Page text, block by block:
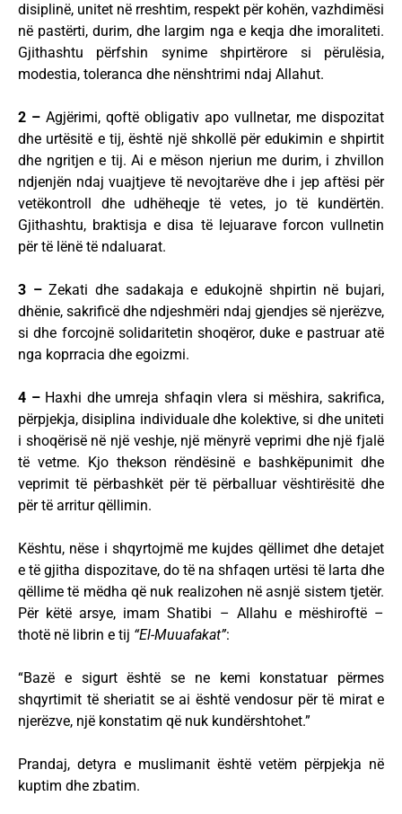
disiplinë, unitet në rreshtim, respekt për kohën, vazhdimësi
në pastërti, durim, dhe largim nga e keqja dhe imoraliteti.
Gjithashtu përfshin synime shpirtërore si përulësia,
modestia, toleranca dhe nënshtrimi ndaj Allahut.
2 – Agjërimi, qoftë obligativ apo vullnetar, me dispozitat
dhe urtësitë e tij, është një shkollë për edukimin e shpirtit
dhe ngritjen e tij. Ai e mëson njeriun me durim, i zhvillon
ndjenjën ndaj vuajtjeve të nevojtarëve dhe i jep aftësi për
vetëkontroll dhe udhëheqje të vetes, jo të kundërtën.
Gjithashtu, braktisja e disa të lejuarave forcon vullnetin
për të lënë të ndaluarat.
3 –Zekati dhe sadakaja e edukojnë shpirtin në bujari,
dhënie, sakrificë dhe ndjeshmëri ndaj gjendjes së njerëzve,
si dhe forcojnë solidaritetin shoqëror, duke e pastruar atë
nga koprracia dhe egoizmi.
4 – Haxhi dhe umreja shfaqin vlera si mëshira, sakrifica,
përpjekja, disiplina individuale dhe kolektive, si dhe uniteti
i shoqërisë në një veshje, një mënyrë veprimi dhe një fjalë
të vetme. Kjo thekson rëndësinë e bashkëpunimit dhe
veprimit të përbashkët për të përballuar vështirësitë dhe
për të arritur qëllimin.
Kështu, nëse i shqyrtojmë me kujdes qëllimet dhe detajet
e të gjitha dispozitave, do të na shfaqen urtësi të larta dhe
qëllime të mëdha që nuk realizohen në asnjë sistem tjetër.
Për këtë arsye, imam Shatibi – Allahu e mëshiroftë –
thotë në librin e tij “El-Muuafakat”:
“Bazë e sigurt është se ne kemi konstatuar përmes
shqyrtimit të sheriatit se ai është vendosur për të mirat e
njerëzve, një konstatim që nuk kundërshtohet.”
Prandaj, detyra e muslimanit është vetëm përpjekja në
kuptim dhe zbatim.